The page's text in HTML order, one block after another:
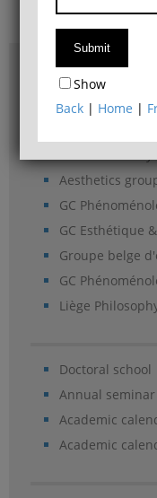
Access & maps
Philosophy
Aesthetics
GC
GC Esthétique
Groupe belge
GC
Liège
Doctoral school
Annual seminar
Academic
Academic
Show
Back | Home |